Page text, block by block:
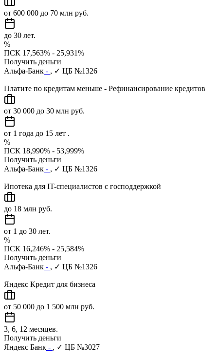
от 600 000 до 70 млн руб.
до 30 лет.
%
ПСК 17,563% - 25,931%
Получить деньги
Альфа-Банк - , ✓ ЦБ №1326
Платите по кредитам меньше - Рефинансирование кредитов
от 30 000 до 30 млн руб.
от 1 года до 15 лет .
%
ПСК 18,990% - 53,999%
Получить деньги
Альфа-Банк - , ✓ ЦБ №1326
Ипотека для IT-специалистов с господдержкой
до 18 млн руб.
от 1 до 30 лет.
%
ПСК 16,246% - 25,584%
Получить деньги
Альфа-Банк - , ✓ ЦБ №1326
Яндекс Кредит для бизнеса
от 50 000 до 1 500 млн руб.
3, 6, 12 месяцев.
Получить деньги
Яндекс Банк - , ✓ ЦБ №3027